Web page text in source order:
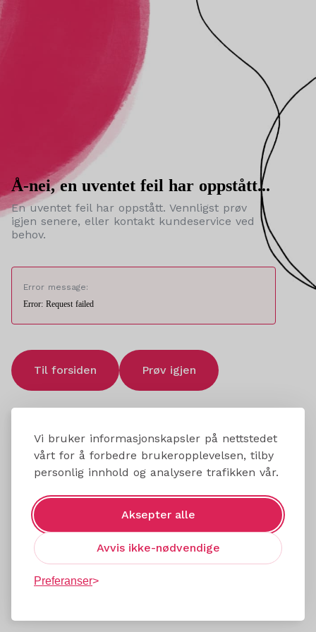
Vi bruker informasjonskapsler på nettstedet
vårt for å forbedre brukeropplevelsen, tilby
personlig innhold og analysere trafikken vår.
Aksepter alle
Avvis ikke-nødvendige
Preferanser
Å-nei, en uventet feil har oppstått...
En uventet feil har oppstått. Vennligst prøv
igjen senere, eller kontakt kundeservice ved
behov.
Error message:
Error: Request failed
Til forsiden Prøv igjen